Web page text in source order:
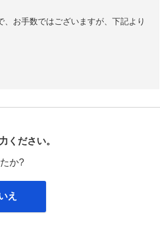
お手数ではございますが、下記より
ください。
か?
え